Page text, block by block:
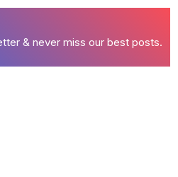
& never miss our best posts.